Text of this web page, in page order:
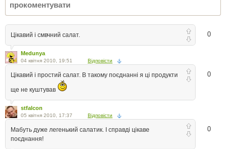
0
Цікавий і смвчний салат.
Medunya
04 квітня 2010, 19:51 Відповісти
0
Цікавий і простий салат. В такому поєднанні я ці продукти
ще не куштував
stfalcon
05 квітня 2010, 17:37 Відповісти
0
Мабуть дуже легенький салатик. І справді цікаве
поєднання!